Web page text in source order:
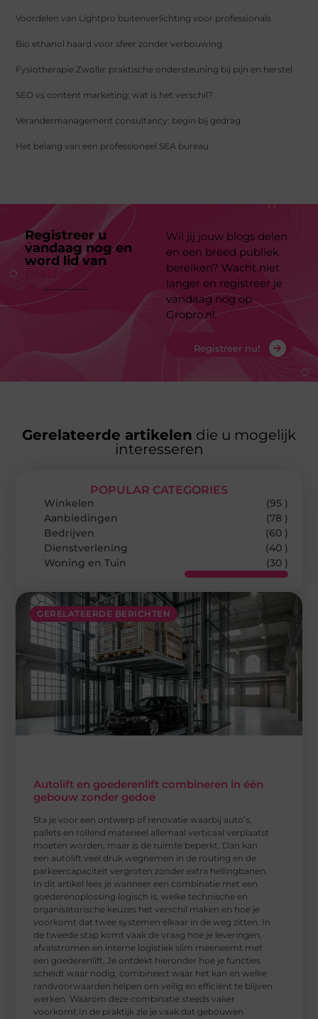
Voordelen van Lightpro buitenverlichting voor professionals
Bio ethanol haard voor sfeer zonder verbouwing
Fysiotherapie Zwolle: praktische ondersteuning bij pijn en herstel
SEO vs content marketing: wat is het verschil?
Verandermanagement consultancy: begin bij gedrag
Het belang van een professioneel SEA bureau
Registreer u
vandaag nog en
word lid van
platform
Wil jij jouw blogs delen
en een breed publiek
bereiken? Wacht niet
langer en registreer je
vandaag nog op
Gropro.nl
Registreer nu!
Gerelateerde artikelen die u mogelijk
interesseren
GERELATEERDE BERICHTEN
Autolift en goederenlift combineren in één
gebouw zonder gedoe
Sta je voor een ontwerp of renovatie waarbij auto’s,
pallets en rollend materieel allemaal verticaal verplaatst
moeten worden, maar is de ruimte beperkt. Dan kan
een autolift veel druk wegnemen in de routing en de
parkeercapaciteit vergroten zonder extra hellingbanen.
In dit artikel lees je wanneer een combinatie met een
goederenoplossing logisch is, welke technische en
organisatorische keuzes het verschil maken en hoe je
voorkomt dat twee systemen elkaar in de weg zitten. In
de tweede stap komt vaak de vraag hoe je leveringen,
afvalstromen en interne logistiek slim meeneemt met
een goederenlift. Je ontdekt hieronder hoe je functies
scheidt waar nodig, combineert waar het kan en welke
randvoorwaarden helpen om veilig en efficiënt te blijven
werken. Waarom deze combinatie steeds vaker
voorkomt In de praktijk zie je vaak dat gebouwen
POPULAR CATEGORIES
Winkelen
(95 )
Aanbiedingen
(78 )
Bedrijven
(60 )
Dienstverlening
(40 )
Woning en Tuin
(30 )